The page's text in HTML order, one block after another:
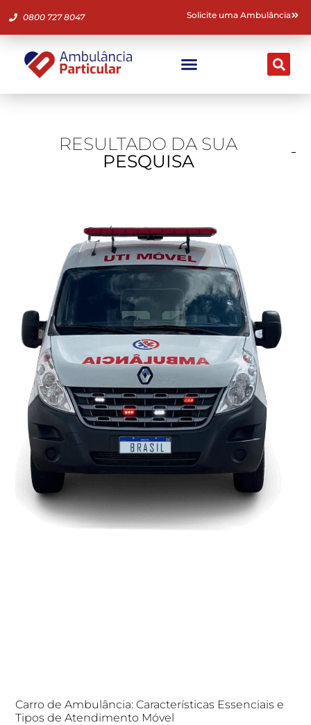
0800 727 8047 Solicite uma Ambulância
RESULTADO DA SUA
PESQUISA
Carro de Ambulância: Características Essenciais e
Tipos de Atendimento Móvel